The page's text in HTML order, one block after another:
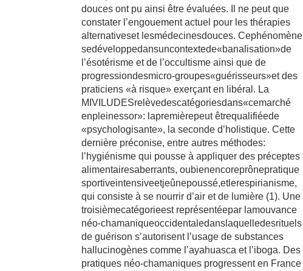
douces ont pu ainsi être évaluées. Il ne peut que
constater l’engouement actuel pour les thérapies
alternativeset lesmédecinesdouces. Cephénomène
sedéveloppedansuncontextede«banalisation»de
l’ésotérisme et de l’occultisme ainsi que de
progressiondesmicro-groupes«guérisseurs»et des
praticiens «à risque» exerçant en libéral. La
MIVILUDESrelèvedescatégoriesdans«cemarché
enpleinessor»: lapremièrepeut êtrequalifiéede
«psychologisante», la seconde d’holistique. Cette
dernière préconise, entre autres méthodes:
l’hygiénisme qui pousse à appliquer des préceptes
alimentairesaberrants, oubienencoreprônepratique
sportiveintensiveetjeûnepoussé,etlerespirianisme,
qui consiste à se nourrir d’air et de lumière (1). Une
troisièmecatégorieest représentéepar lamouvance
néo-chamaniqueoccidentaledanslaquelledesrituels
de guérison s’autorisent l’usage de substances
hallucinogènes comme l’ayahuasca et l’iboga. Des
pratiques néo-chamaniques progressent en France